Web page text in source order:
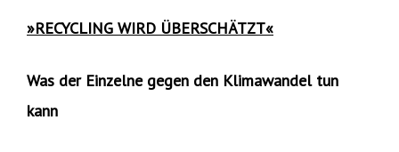
»RECYCLING WIRD ÜBERSCHÄTZT«
Was der Einzelne gegen den Klimawandel tun
kann